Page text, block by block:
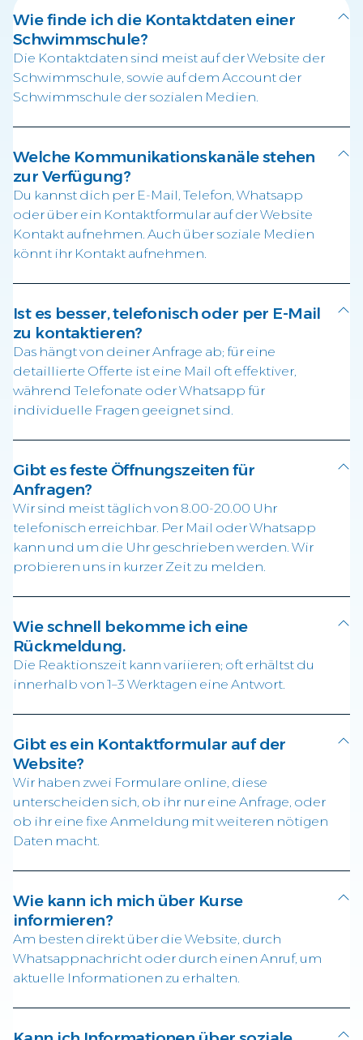
Wie finde ich die Kontaktdaten einer
Schwimmschule?
Die Kontaktdaten sind meist auf der Website der
Schwimmschule, sowie auf dem Account der
Schwimmschule der sozialen Medien.
Welche Kommunikationskanäle stehen
zur Verfügung?
Du kannst dich per E-Mail, Telefon, Whatsapp
oder über ein Kontaktformular auf der Website
Kontakt aufnehmen. Auch über soziale Medien
könnt ihr Kontakt aufnehmen.
Ist es besser, telefonisch oder per E-Mail
zu kontaktieren?
Das hängt von deiner Anfrage ab; für eine
detaillierte Offerte ist eine Mail oft effektiver,
während Telefonate oder Whatsapp für
individuelle Fragen geeignet sind.
Gibt es feste Öffnungszeiten für
Anfragen?
Wir sind meist täglich von 8.00-20.00 Uhr
telefonisch erreichbar. Per Mail oder Whatsapp
kann und um die Uhr geschrieben werden. Wir
probieren uns in kurzer Zeit zu melden.
Wie schnell bekomme ich eine
Rückmeldung.
Die Reaktionszeit kann variieren; oft erhältst du
innerhalb von 1–3 Werktagen eine Antwort.
Gibt es ein Kontaktformular auf der
Website?
Wir haben zwei Formulare online, diese
unterscheiden sich, ob ihr nur eine Anfrage, oder
ob ihr eine fixe Anmeldung mit weiteren nötigen
Daten macht.
Wie kann ich mich über Kurse
informieren?
Am besten direkt über die Website, durch
Whatsappnachricht oder durch einen Anruf, um
aktuelle Informationen zu erhalten.